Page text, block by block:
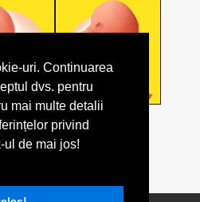
uri. Continuarea
dvs. pentru
mai multe detalii
privind
ul de mai jos!